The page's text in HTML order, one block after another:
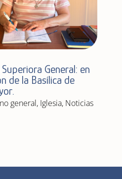
General: en
de la Basílica de
general, Iglesia, Noticias